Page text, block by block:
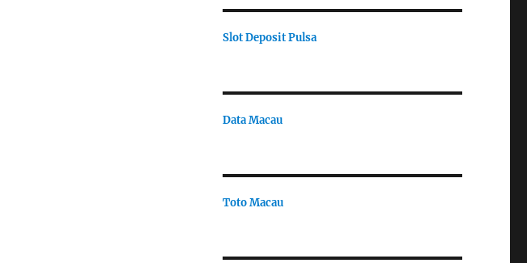
Slot Deposit Pulsa
Data Macau
Toto Macau